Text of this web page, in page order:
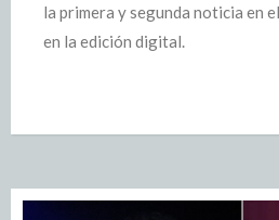
la primera y segunda noticia en
en la edición digital.